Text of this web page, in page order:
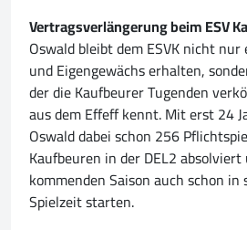
Vertragsverlängerung beim ESV
Oswald bleibt dem ESVK nicht
und Eigengewächs erhalten,
der die Kaufbeurer Tugenden
aus dem Effeff kennt. Mit erst 24
Oswald dabei schon 256
Kaufbeuren in der DEL2
kommenden Saison auch schon
Spielzeit starten.